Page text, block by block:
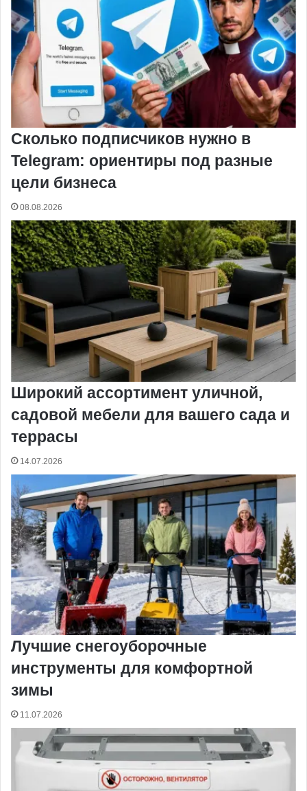
Сколько подписчиков нужно в
Telegram: ориентиры под разные
цели бизнеса
08.08.2026
Широкий ассортимент уличной,
садовой мебели для вашего сада и
террасы
14.07.2026
Лучшие снегоуборочные
инструменты для комфортной
зимы
11.07.2026